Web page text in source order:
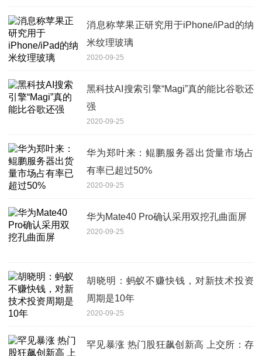
消息称苹果正研究用于iPhone/iPad的纳
米纹理玻璃
2020-09-25
黑科技AI搜索引擎“Magi”真的能比谷歌还
强
2020-09-25
华为郑叶来：鲲鹏服务器出货量市场占
有率已超过50%
2020-09-25
华为Mate40 Pro确认采用双挖孔曲面屏
2020-09-25
胡晓明：蚂蚁不赚快钱，对新技术投资
周期是10年
2020-09-25
罕见暴涨 热门股狂飙创新高 上交所：存